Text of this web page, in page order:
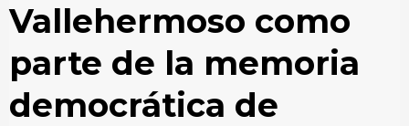
Vallehermoso como
parte de la memoria
democrática de